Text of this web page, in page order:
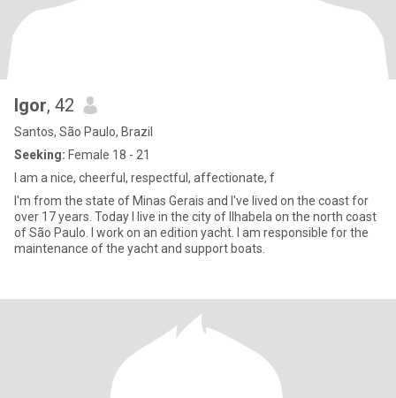
Igor, 42
Santos, São Paulo, Brazil
Seeking: Female 18 - 21
I am a nice, cheerful, respectful, affectionate, f
I'm from the state of Minas Gerais and I've lived on the coast for
over 17 years. Today I live in the city of Ilhabela on the north coast
of São Paulo. I work on an edition yacht. I am responsible for the
maintenance of the yacht and support boats.